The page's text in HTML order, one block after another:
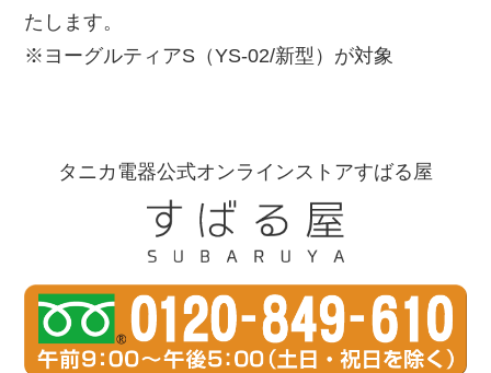
たします。
※ヨーグルティアS（YS-02/新型）が対象
タニカ電器公式オンラインストアすばる屋